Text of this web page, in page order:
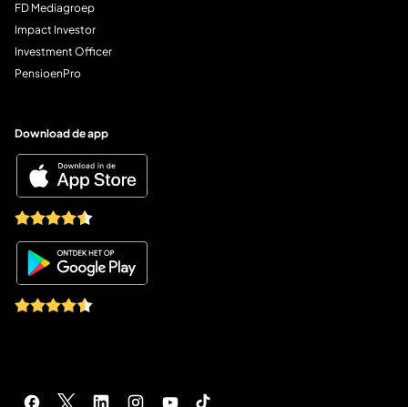
FD Mediagroep
Impact Investor
Investment Officer
PensioenPro
Download de app